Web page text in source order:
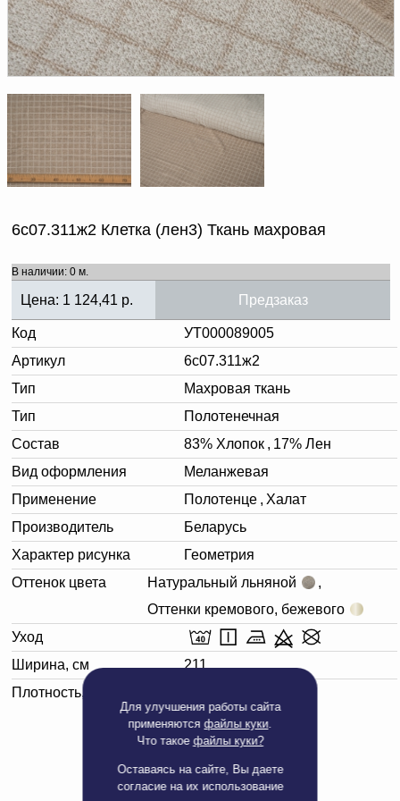
Для улучшения работы сайта
применяютсяфайлы куки.
Что такое файлы куки?
Оставаясь на сайте, Вы даете
согласие на их использование
Доверенность на
получение груза
Документы по работе с
персональными данными
Письмо руководителю
Вопросы и ответы
Новости | Статьи
6с07.311ж2 Клетка (лен3) Ткань махровая
В наличии: 0 м.
Цена: 1 124,41 р. Предзаказ
Код
УТ000089005
Артикул
6с07.311ж2
Тип
Махровая ткань
Тип
Полотенечная
Состав
83% Хлопок , 17% Лен
Вид оформления
Меланжевая
Применение
Полотенце , Халат
Производитель
Беларусь
Характер рисунка
Геометрия
Оттенок цвета
Натуральный льняной
,
Оттенки кремового, бежевого
Уход
Ширина, см
211
Плотность, г/м²